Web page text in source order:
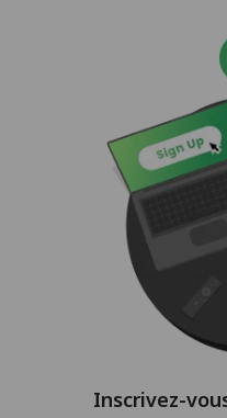
Inscrivez-